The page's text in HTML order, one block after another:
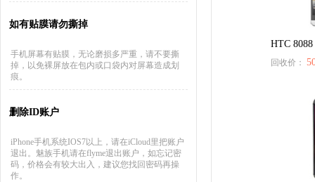
如有贴膜请勿撕掉
手机屏幕有贴膜，无论磨损多严重，请不要撕
掉，以免裸屏放在包内或口袋内对屏幕造成划
痕。
删除ID账户
iPhone手机系统IOS7以上，请在iCloud里把账户
退出。魅族手机请在flyme退出账户，如忘记密
码，价格会有较大出入，建议您找回密码再操
作。
HTC
回收价：